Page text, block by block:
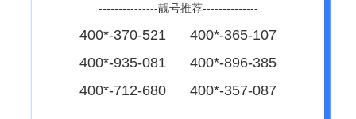
---------------靓号推荐--------------
400*-370-521 400*-365-107
400*-935-081 400*-896-385
400*-712-680 400*-357-087